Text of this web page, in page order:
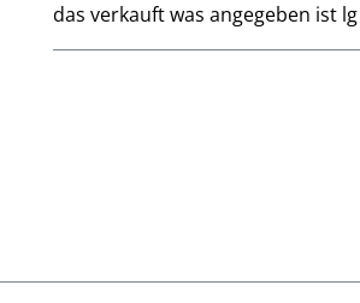
das verkauft was angegeben ist lg